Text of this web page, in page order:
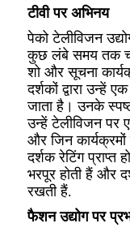
टीवी पर अभिनय
पेको टेलीविजन
कुछ लंबे समय तक
शो और सूचना
दर्शकों द्वारा उन्हें
जाता है। उनके
उन्हें टेलीविजन पर
और जिन
दर्शक रेटिंग प्राप्त
भरपूर होती हैं और
रखती हैं.
फैशन उद्योग पर